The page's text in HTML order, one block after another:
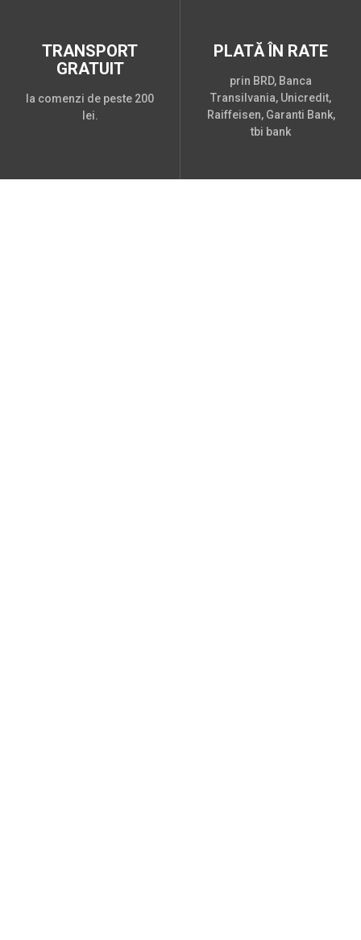
TRANSPORT
GRATUIT
la comenzi de peste 200
lei.
PLATĂ ÎN RATE
prin BRD, Banca
Transilvania, Unicredit,
Raiffeisen, Garanti Bank,
tbi bank